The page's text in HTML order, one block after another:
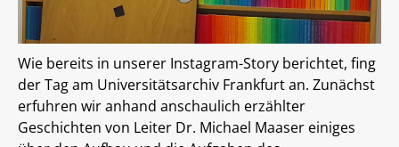
Wie bereits in unserer Instagram-Story berichtet, fing
der Tag am Universitätsarchiv Frankfurt an. Zunächst
erfuhren wir anhand anschaulich erzählter
Geschichten von Leiter Dr. Michael Maaser einiges